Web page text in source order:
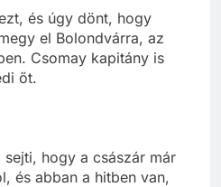
és úgy dönt, hogy
el Bolondvárra, az
Csomay kapitány is
őt.
hogy a császár már
és abban a hitben van,